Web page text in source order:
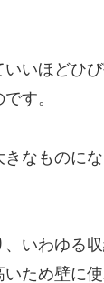
いほどひ
す。
なものに
いわゆる
ため壁に